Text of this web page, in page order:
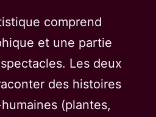
comprend
et une partie
Les deux
des histoires
(plantes,